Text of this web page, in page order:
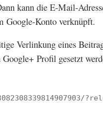
kann die E-Mail-
Google-Konto verknüpft.
Verlinkung eines
Profil gesetzt